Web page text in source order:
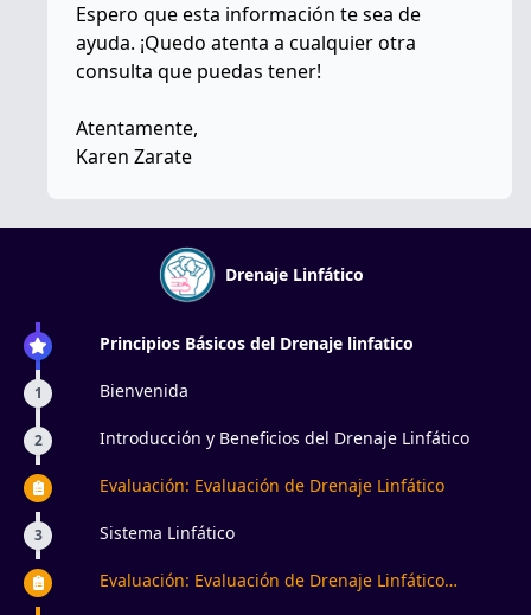
Espero que esta información te sea de
ayuda. ¡Quedo atenta a cualquier otra
consulta que puedas tener!
Atentamente,
Karen Zarate
Drenaje Linfático
Principios Básicos del Drenaje linfatico
1 Bienvenida
2 Introducción y Beneficios del Drenaje Linfático
Evaluación: Evaluación de Drenaje Linfático
3 Sistema Linfático
Evaluación: Evaluación de Drenaje Linfático